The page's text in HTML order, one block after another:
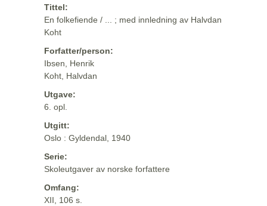
Tittel:
En folkefiende / ... ; med innledning av Halvdan
Koht
Forfatter/person:
Ibsen, Henrik
Koht, Halvdan
Utgave:
6. opl.
Utgitt:
Oslo : Gyldendal, 1940
Serie:
Skoleutgaver av norske forfattere
Omfang:
XII, 106 s.